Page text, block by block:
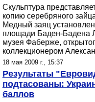
Скульптура
копию серебряного
Медный заяц
площади Баден-Бадена
музея Фаберже,
коллекционером
18 мая 2009 г., 15:37
Результаты
подтасованы:
баллов